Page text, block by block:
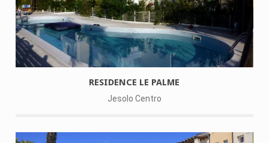
RESIDENCE LE PALME
Jesolo Centro